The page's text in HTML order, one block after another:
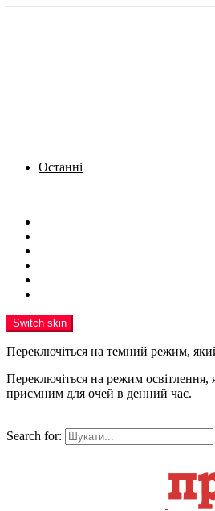
Останні
Switch skin
Переключіться на темний режим,
Переключіться на режим освітлення,
приємним для очей в денний час.
Search for: